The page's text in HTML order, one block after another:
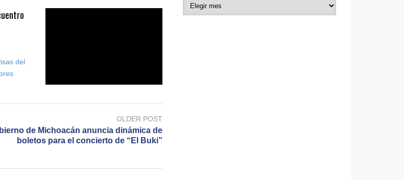
del
OLDER POST
de Michoacán anuncia dinámica de
boletos para el concierto de “El Buki”